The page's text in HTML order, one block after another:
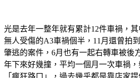
光是去年一整年就有累計12件車禍，
無人受傷的A3車禍個半，11月還曾拍
肇逃的案件，6月也有一起右轉車被後
年下來好幾撞，平均一個月一次車禍
「瘋狂路口」，過去幾乎都是靠店家